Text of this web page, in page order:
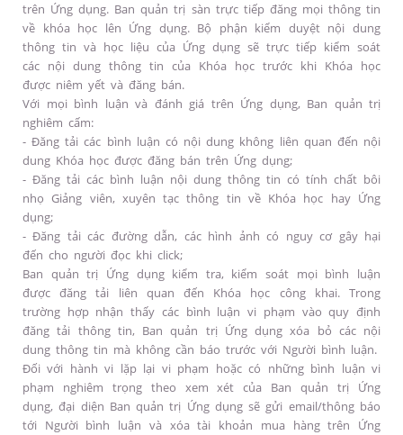
trên Ứng dụng. Ban quản trị sàn trực tiếp đăng mọi thông tin
về khóa học lên Ứng dụng. Bộ phận kiểm duyệt nội dung
thông tin và học liệu của Ứng dụng sẽ trực tiếp kiểm soát
các nội dung thông tin của Khóa học trước khi Khóa học
được niêm yết và đăng bán.
Với mọi bình luận và đánh giá trên Ứng dụng, Ban quản trị
nghiêm cấm:
- Đăng tải các bình luận có nội dung không liên quan đến nội
dung Khóa học được đăng bán trên Ứng dụng;
- Đăng tải các bình luận nội dung thông tin có tính chất bôi
nhọ Giảng viên, xuyên tạc thông tin về Khóa học hay Ứng
dụng;
- Đăng tải các đường dẫn, các hình ảnh có nguy cơ gây hại
đến cho người đọc khi click;
Ban quản trị Ứng dụng kiểm tra, kiểm soát mọi bình luận
được đăng tải liên quan đến Khóa học công khai. Trong
trường hợp nhận thấy các bình luận vi phạm vào quy định
đăng tải thông tin, Ban quản trị Ứng dụng xóa bỏ các nội
dung thông tin mà không cần báo trước với Người bình luận.
Đối với hành vi lặp lại vi phạm hoặc có những bình luận vi
phạm nghiêm trọng theo xem xét của Ban quản trị Ứng
dụng, đại diện Ban quản trị Ứng dụng sẽ gửi email/thông báo
tới Người bình luận và xóa tài khoản mua hàng trên Ứng